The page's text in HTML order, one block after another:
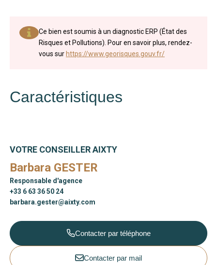
Ce bien est soumis à un diagnostic ERP (État des
Risques et Pollutions). Pour en savoir plus, rendez-
vous surhttps://www.georisques.gouv.fr/
Caractéristiques
VOTRE CONSEILLER AIXTY
Barbara GESTER
Responsable d'agence
+33 6 63 36 50 24
barbara.gester@aixty.com
Contacter par téléphone
Contacter par mail